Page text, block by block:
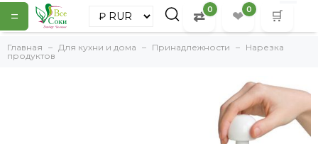
= ⇄ 0 ❤ 0 🛒
Главная Для кухни и дома Принадлежности
Нарезка
продуктов